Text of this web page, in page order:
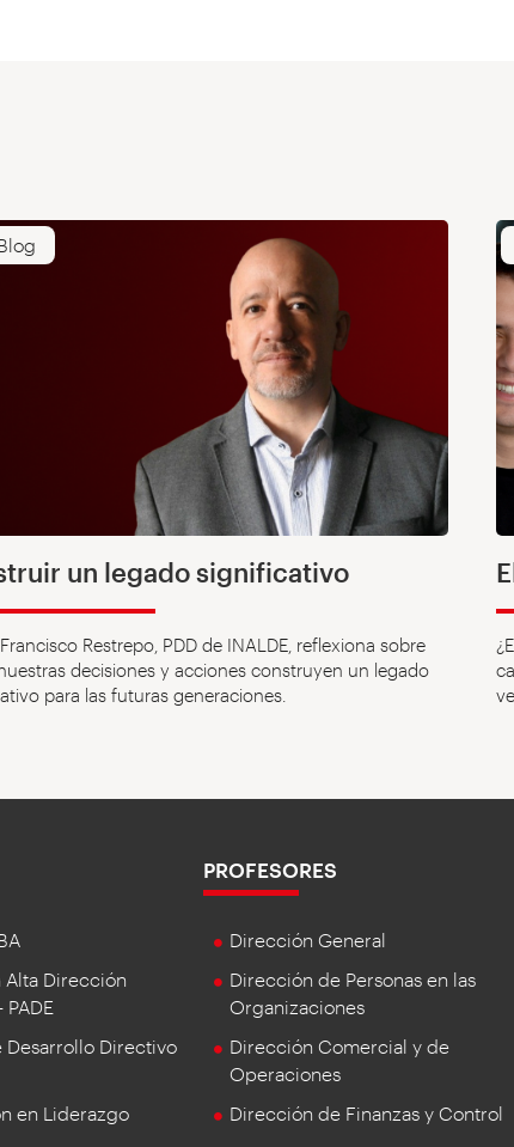
un legado significativo
Restrepo, PDD de INALDE, reflexiona sobre
decisiones y acciones construyen un legado
para las futuras generaciones.
Alta Dirección
Desarrollo Directivo
en Liderazgo
PROFESORES
Dirección General
Dirección de Personas en las
Organizaciones
Dirección Comercial y de
Operaciones
Dirección de Finanzas y Control